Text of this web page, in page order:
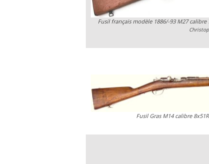
Fusil français modèle 1886/-93 M27 calibre
Fusil Gras M14 calibre